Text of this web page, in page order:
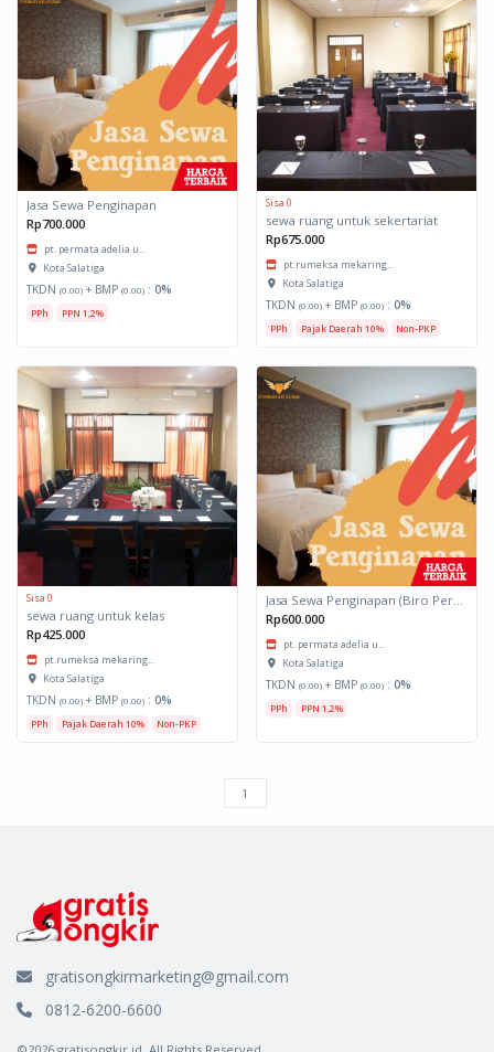
Jasa Sewa Penginapan
Rp700.000
pt. permata adelia u...
Kota Salatiga
TKDN (0.00) + BMP (0.00) : 0%
PPh PPN 1,2%
Sisa 0
sewa ruang untuk sekertariat
Rp675.000
pt.rumeksa mekaring...
Kota Salatiga
TKDN (0.00) + BMP (0.00) : 0%
PPh Pajak Daerah 10% Non-PKP
Sisa 0
sewa ruang untuk kelas
Rp425.000
pt.rumeksa mekaring...
Kota Salatiga
TKDN (0.00) + BMP (0.00) : 0%
PPh Pajak Daerah 10% Non-PKP
Rp600.000
pt. permata adelia u...
Kota Salatiga
TKDN (0.00) + BMP (0.00) : 0%
PPh PPN 1,2%
gratisongkirmarketing@gmail.com
0812-6200-6600